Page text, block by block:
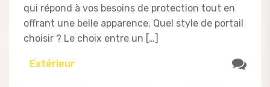
qui répond à vos besoins de protection tout en
offrant une belle apparence. Quel style de portail
choisir ? Le choix entre un […]
Extérieur